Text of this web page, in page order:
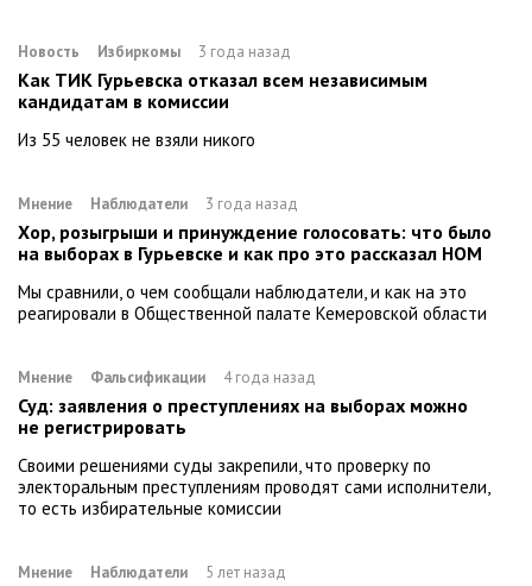
Новость Избиркомы 3 года назад
Как ТИК Гурьевска отказал всем независимым
кандидатам в комиссии
Из 55 человек не взяли никого
Мнение Наблюдатели 3 года назад
Хор, розыгрыши и принуждение голосовать: что было
на выборах в Гурьевске и как про это рассказал НОМ
Мы сравнили, о чем сообщали наблюдатели, и как на это
реагировали в Общественной палате Кемеровской области
Мнение Фальсификации 4 года назад
Суд: заявления о преступлениях на выборах можно
не регистрировать
Своими решениями суды закрепили, что проверку по
электоральным преступлениям проводят сами исполнители,
то есть избирательные комиссии
Мнение Наблюдатели 5 лет назад